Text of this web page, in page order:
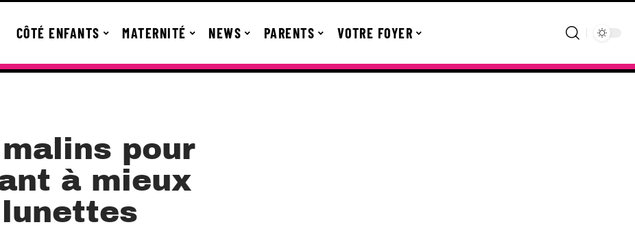
CÔTÉ ENFANTS MATERNITÉ NEWS PARENTS VOTRE FOYER
pour
à mieux